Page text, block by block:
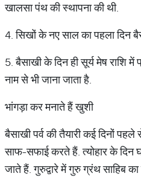
खालसा पंथ की स्थापना की थी.
4. सिखों के नए साल का पहला दिन
5. बैसाखी के दिन ही सूर्य मेष राशि
नाम से भी जाना जाता है.
भांगड़ा कर मनाते हैं खुशी
बैसाखी पर्व की तैयारी कई दिनों
साफ-सफाई करते हैं. त्योहार के दिन
जाते हैं. गुरुद्वारे में गुरु ग्रंथ साहिब